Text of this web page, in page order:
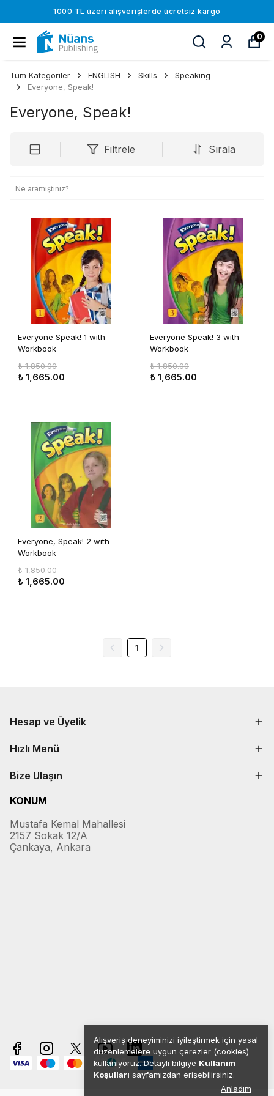
1000 TL üzeri alışverişlerde ücretsiz kargo
0
Alışveriş deneyiminizi iyileştirmek için yasal
düzenlemelere uygun çerezler (cookies)
kullanıyoruz. Detaylı bilgiye Kullanım
Koşulları sayfamızdan erişebilirsiniz.
Anladım
Tüm Kategoriler ENGLISH Skills
Speaking
Everyone, Speak!
Everyone, Speak!
Filtrele Sırala
Everyone Speak! 1 with
Workbook
₺ 1,850.00
₺ 1,665.00
Everyone Speak! 3 with
Workbook
₺ 1,850.00
₺ 1,665.00
Everyone, Speak! 2 with
Workbook
₺ 1,850.00
₺ 1,665.00
1
Hesap ve Üyelik
Hızlı Menü
Bize Ulaşın
KONUM
Mustafa Kemal Mahallesi
2157 Sokak 12/A
Çankaya, Ankara